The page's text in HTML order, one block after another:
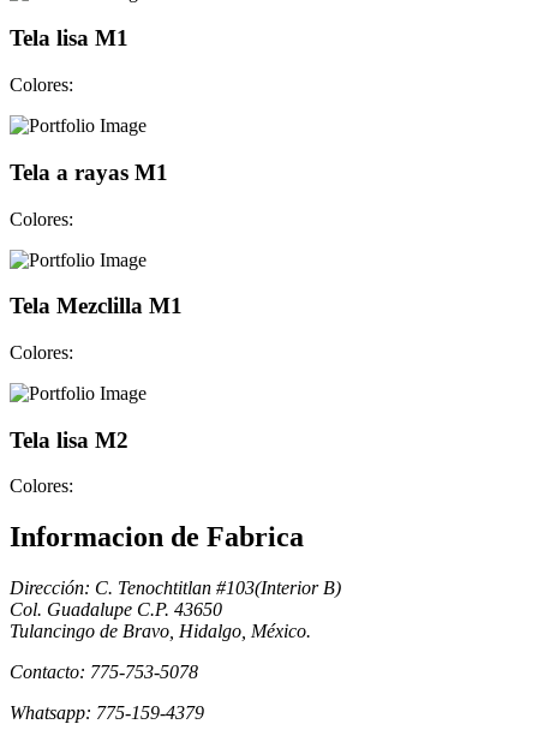
Tela lisa M1
Colores:
Tela a rayas M1
Colores:
Tela Mezclilla M1
Colores:
Tela lisa M2
Colores:
Informacion de Fabrica
Dirección: C. Tenochtitlan #103(Interior B)
Col. Guadalupe C.P. 43650
Tulancingo de Bravo, Hidalgo, México.
Contacto: 775-753-5078
Whatsapp: 775-159-4379